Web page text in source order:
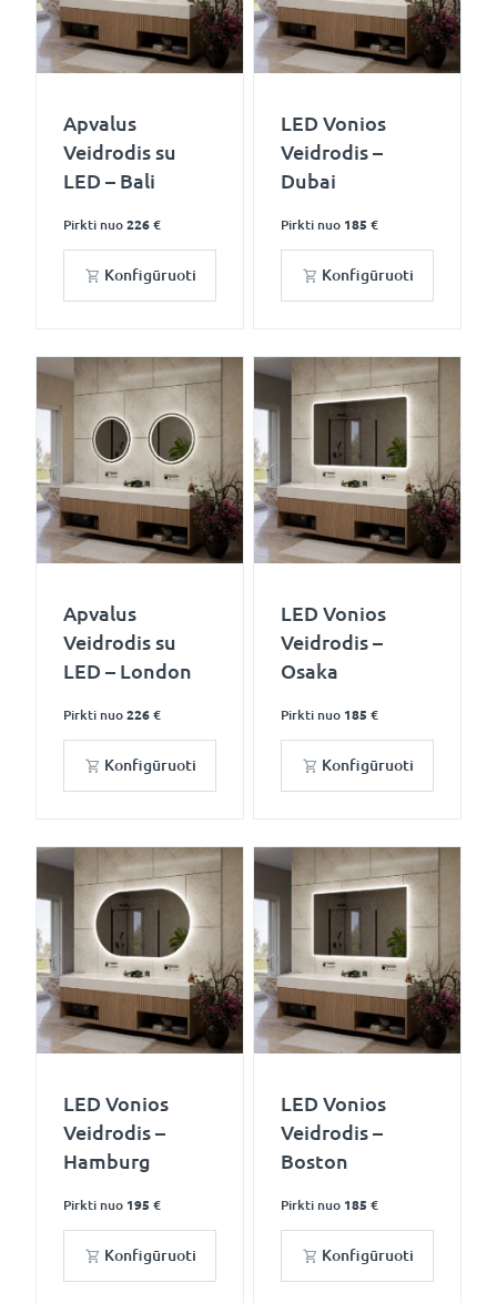
Apvalus
Veidrodis su
LED – Bali
Pirkti nuo 226 €
Konfigūruoti
LED Vonios
Veidrodis –
Dubai
Pirkti nuo 185 €
Konfigūruoti
Apvalus
Veidrodis su
LED – London
Pirkti nuo 226 €
Konfigūruoti
LED Vonios
Veidrodis –
Osaka
Pirkti nuo 185 €
Konfigūruoti
LED Vonios
Veidrodis –
Hamburg
Pirkti nuo 195 €
Konfigūruoti
LED Vonios
Veidrodis –
Boston
Pirkti nuo 185 €
Konfigūruoti